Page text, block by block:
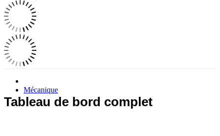
Mécanique
Tableau de bord complet